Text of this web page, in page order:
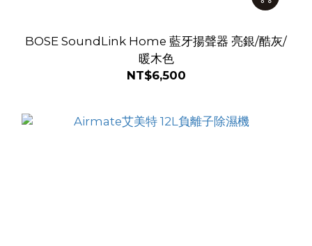
BOSE SoundLink Home 藍牙揚聲器 亮銀/酷灰/
暖木色
NT$6,500